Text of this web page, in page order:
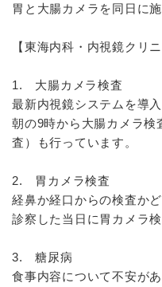
胃と大腸カメラを同日に施
【東海内科・内視鏡クリ
1. 大腸カメラ検査
最新内視鏡システムを導入
朝の9時から大腸カメラ検
査）も行っています。
2. 胃カメラ検査
経鼻か経口からの検査か
診察した当日に胃カメラ
3. 糖尿病
食事内容について不安が